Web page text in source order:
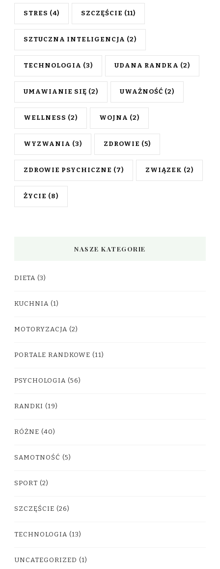
STRES (4) SZCZĘŚCIE (11)
SZTUCZNA INTELIGENCJA (2)
TECHNOLOGIA (3) UDANA RANDKA (2)
UMAWIANIE SIĘ (2) UWAŻNOŚĆ (2)
WELLNESS (2) WOJNA (2)
WYZWANIA (3) ZDROWIE (5)
ZDROWIE PSYCHICZNE (7) ZWIĄZEK (2)
ŻYCIE (8)
NASZE KATEGORIE
DIETA (3)
KUCHNIA (1)
MOTORYZACJA (2)
PORTALE RANDKOWE (11)
PSYCHOLOGIA (56)
RANDKI (19)
RÓŻNE (40)
SAMOTNOŚĆ (5)
SPORT (2)
SZCZĘŚCIE (26)
TECHNOLOGIA (13)
UNCATEGORIZED (1)